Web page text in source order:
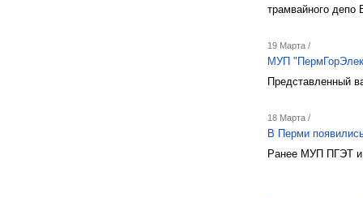
трамвайного
19 Марта /
МУП
Представленный
18 Марта /
В Перми
Ранее МУП ПГЭТ и